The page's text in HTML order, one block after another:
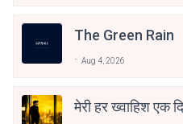
The Green Rain
Aug 4, 2026
मेरी हर ख्वाहिश एक